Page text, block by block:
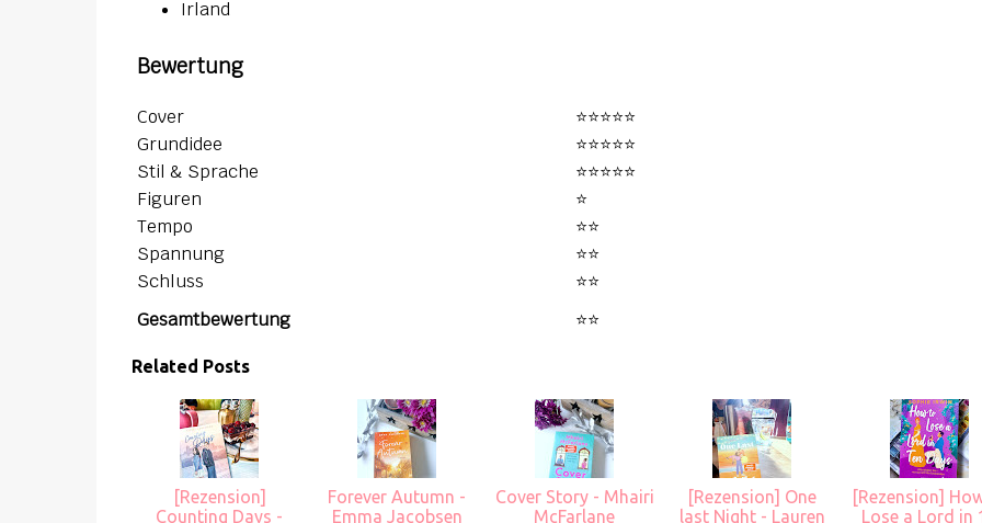
Irland
Bewertung
Cover
⭐⭐⭐⭐⭐
Grundidee
⭐⭐⭐⭐⭐️
Stil & Sprache
⭐⭐⭐⭐️⭐️
Figuren
⭐
Tempo
⭐⭐
Spannung
⭐⭐
Schluss
⭐⭐
Gesamtbewertung
⭐⭐
Related Posts
[Rezension]
Counting Days -
Forever Autumn -
Emma Jacobsen
Cover Story - Mhairi
McFarlane
[Rezension] One
last Night - Lauren
[Rezension]
Lose a Lord in